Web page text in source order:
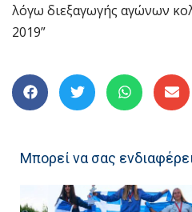
λόγω διεξαγωγής αγώνων
2019”
Μπορεί να σας